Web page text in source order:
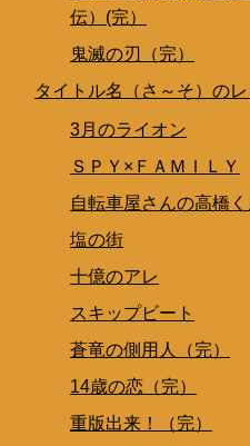
伝）(完）
鬼滅の刃（完）
タイトル名（さ～そ）の
3月のライオン
ＳＰＹ×ＦＡＭＩＬＹ
自転車屋さんの高橋
塩の街
十億のアレ
スキップビート
蒼竜の側用人（完）
14歳の恋（完）
重版出来！（完）